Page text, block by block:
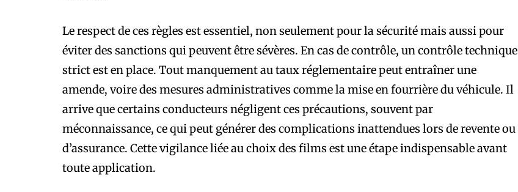
Le respect de ces règles est essentiel, non seulement pour la sécurité mais aussi pour
éviter des sanctions qui peuvent être sévères. En cas de contrôle, un contrôle technique
strict est en place. Tout manquement au taux réglementaire peut entraîner une
amende, voire des mesures administratives comme la mise en fourrière du véhicule. Il
arrive que certains conducteurs négligent ces précautions, souvent par
méconnaissance, ce qui peut générer des complications inattendues lors de revente ou
d’assurance. Cette vigilance liée au choix des films est une étape indispensable avant
toute application.